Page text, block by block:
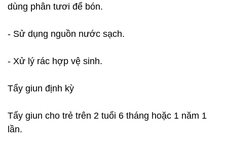
dùng phân tươi để bón.
- Sử dụng nguồn nước sạch.
- Xử lý rác hợp vệ sinh.
Tẩy giun định kỳ
Tẩy giun cho trẻ trên 2 tuổi 6 tháng hoặc 1 năm 1
lần.